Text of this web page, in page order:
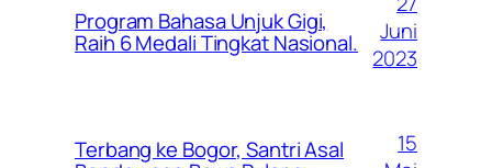
Program Bahasa Unjuk Gigi,
Raih 6 Medali Tingkat Nasional.
Juni
2023
Terbang ke Bogor, Santri Asal
15